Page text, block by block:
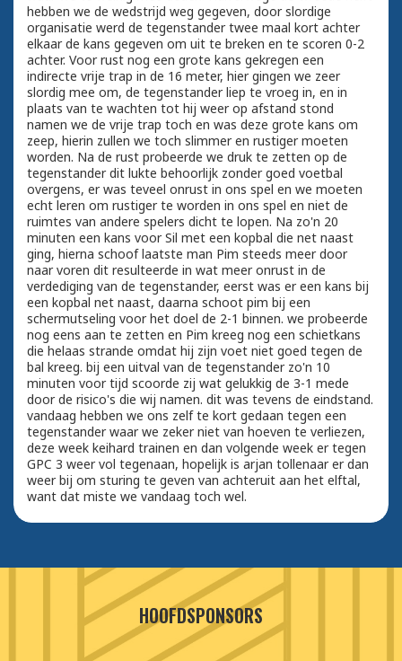
hebben we de wedstrijd weg gegeven, door slordige
organisatie werd de tegenstander twee maal kort achter
elkaar de kans gegeven om uit te breken en te scoren 0-2
achter. Voor rust nog een grote kans gekregen een
indirecte vrije trap in de 16 meter, hier gingen we zeer
slordig mee om, de tegenstander liep te vroeg in, en in
plaats van te wachten tot hij weer op afstand stond
namen we de vrije trap toch en was deze grote kans om
zeep, hierin zullen we toch slimmer en rustiger moeten
worden. Na de rust probeerde we druk te zetten op de
tegenstander dit lukte behoorlijk zonder goed voetbal
overgens, er was teveel onrust in ons spel en we moeten
echt leren om rustiger te worden in ons spel en niet de
ruimtes van andere spelers dicht te lopen. Na zo'n 20
minuten een kans voor Sil met een kopbal die net naast
ging, hierna schoof laatste man Pim steeds meer door
naar voren dit resulteerde in wat meer onrust in de
verdediging van de tegenstander, eerst was er een kans bij
een kopbal net naast, daarna schoot pim bij een
schermutseling voor het doel de 2-1 binnen. we probeerde
nog eens aan te zetten en Pim kreeg nog een schietkans
die helaas strande omdat hij zijn voet niet goed tegen de
bal kreeg. bij een uitval van de tegenstander zo'n 10
minuten voor tijd scoorde zij wat gelukkig de 3-1 mede
door de risico's die wij namen. dit was tevens de eindstand.
vandaag hebben we ons zelf te kort gedaan tegen een
tegenstander waar we zeker niet van hoeven te verliezen,
deze week keihard trainen en dan volgende week er tegen
GPC 3 weer vol tegenaan, hopelijk is arjan tollenaar er dan
weer bij om sturing te geven van achteruit aan het elftal,
want dat miste we vandaag toch wel.
HOOFDSPONSORS